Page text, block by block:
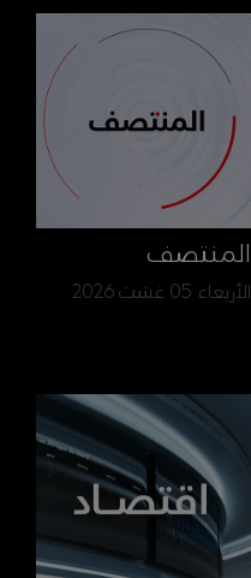
المنتصف
الأربعاء 05 غشت 2026